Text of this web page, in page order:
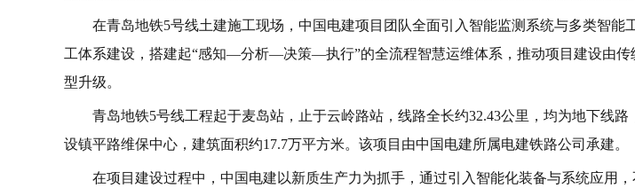
在青岛地铁5号线土建施工现场，中国电建项目团队全面引入智能监测系统与多类智能
工体系建设，搭建起“感知—分析—决策—执行”的全流程智慧运维体系，推动项目建设由传
型升级。
青岛地铁5号线工程起于麦岛站，止于云岭路站，线路全长约32.43公里，均为地下线路
设镇平路维保中心，建筑面积约17.7万平方米。该项目由中国电建所属电建铁路公司承建。
在项目建设过程中，中国电建以新质生产力为抓手，通过引入智能化装备与系统应用